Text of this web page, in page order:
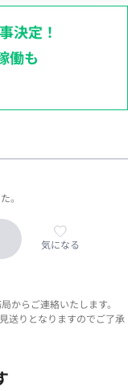
決定！
働も
。
気になる
からご連絡いたします。
送りとなりますのでご了承